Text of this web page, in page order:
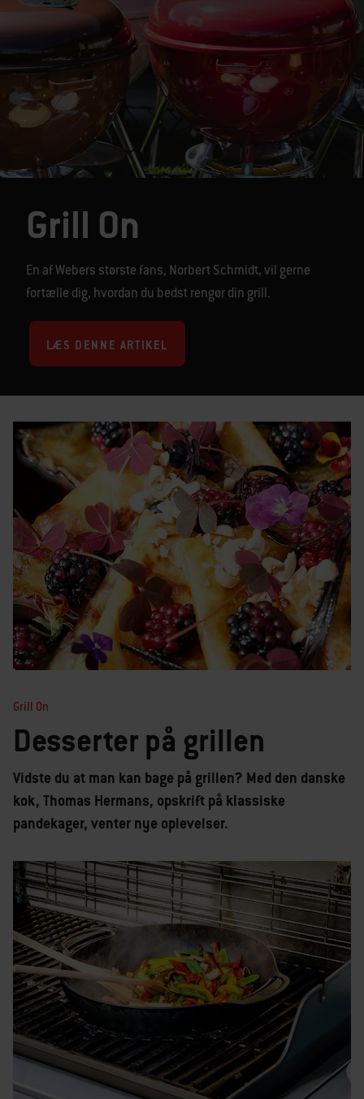
Grill On
En af Webers største fans, Norbert Schmidt, vil gerne
fortælle dig, hvordan du bedst rengør din grill.
LÆS DENNE ARTIKEL
Grill On
Desserter på grillen
Vidste du at man kan bage på grillen? Med den danske
kok, Thomas Hermans, opskrift på klassiske
pandekager, venter nye oplevelser.